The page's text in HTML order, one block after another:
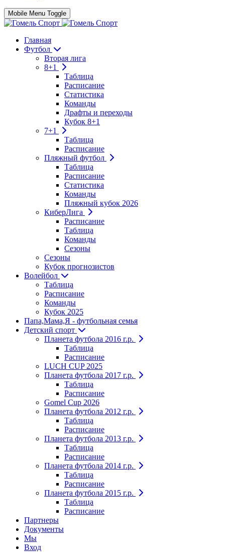
Mobile Menu Toggle
Главная
Футбол
Вторая лига
8+1
Таблица
Расписание
Статистика
Команды
Драфты и переходы
Кубок 8+1
7+1
Таблица
Расписание
Пляжный футбол
Таблица
Расписание
Статистика
Команды
Пляжный кубок 2026
КиберЛига
Расписание
Таблица
Команды
Сезоны
Сезоны
Кубок прогнозистов
Волейбол
Таблица
Расписание
Команды
Кубок 2025
Папа,Мама,Я - футбольная семья
Детский спорт
Планета футбола 2016 г.р.
Таблица
Расписание
LUCH CUP 2025
Планета футбола 2017 г.р.
Таблица
Расписание
Gomel Cup 2026
Планета футбола 2012 г.р.
Таблица
Расписание
Планета футбола 2013 г.р.
Таблица
Расписание
Планета футбола 2014 г.р.
Таблица
Расписание
Планета футбола 2015 г.р.
Таблица
Расписание
Партнеры
Документы
Мы
Вход